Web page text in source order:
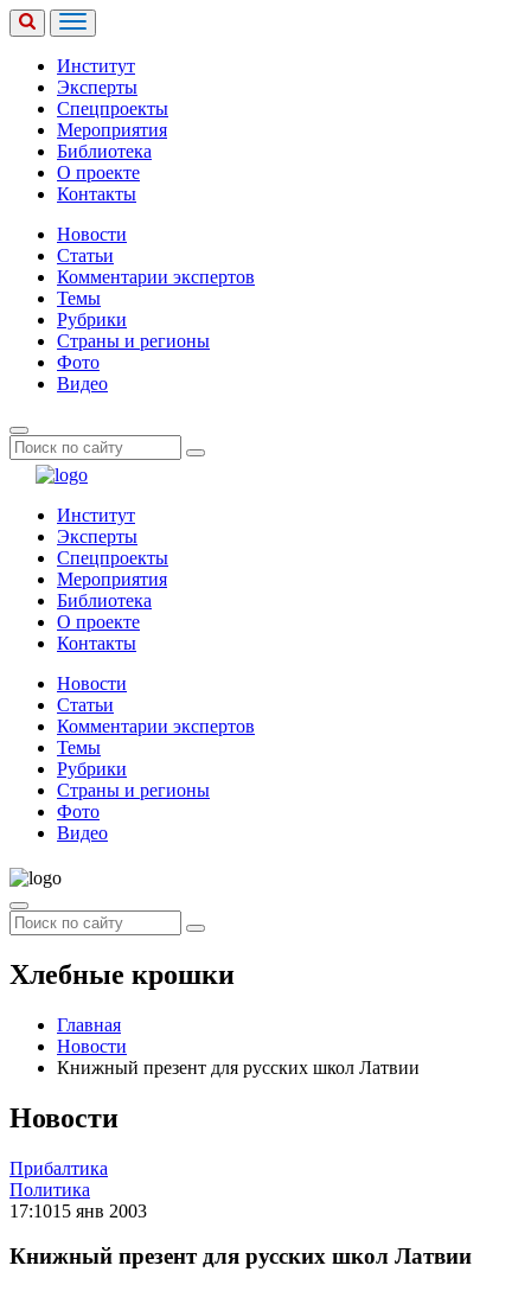
Институт
Эксперты
Спецпроекты
Мероприятия
Библиотека
О проекте
Контакты
Новости
Статьи
Комментарии экспертов
Темы
Рубрики
Страны и регионы
Фото
Видео
Институт
Эксперты
Спецпроекты
Мероприятия
Библиотека
О проекте
Контакты
Новости
Статьи
Комментарии экспертов
Темы
Рубрики
Страны и регионы
Фото
Видео
Хлебные крошки
Главная
Новости
Книжный презент для русских школ Латвии
Новости
Прибалтика
Политика
17:1015 янв 2003
Книжный презент для русских школ Латвии